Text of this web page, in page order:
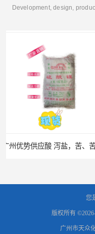
Development, design,
广州优势供应酸 泻盐，苦、苦盐、泻利盐 七水酸
您
版权所有
广州市天众